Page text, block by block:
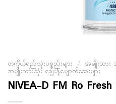
တကိုယ်ရည်သုံးပစ္စည်းများ / အမျိုးသား
အမျိုးသားသုံး ချွေးနံ့ပျောက်ဆေးများ
NIVEA-D FM Ro